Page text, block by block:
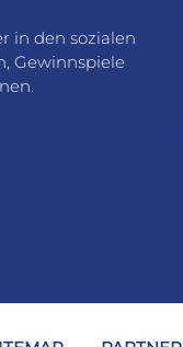
in den sozialen
Gewinnspiele